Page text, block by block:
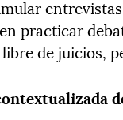
practicar
de juicios,